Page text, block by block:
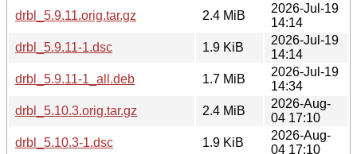
drbl_5.9.11.orig.tar.gz
2.4 MiB
2026-Jul-19
14:14
drbl_5.9.11-1.dsc
1.9 KiB
2026-Jul-19
14:14
drbl_5.9.11-1_all.deb
1.7 MiB
2026-Jul-19
14:34
drbl_5.10.3.orig.tar.gz
2.4 MiB
2026-Aug-
04 17:10
drbl_5.10.3-1.dsc
1.9 KiB
2026-Aug-
04 17:10